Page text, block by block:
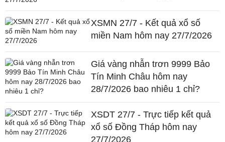
XSMN 27/7 - Kết quả xổ số
miền Nam hôm nay 27/7/2026
Giá vàng nhẫn trơn 9999 Bảo
Tín Minh Châu hôm nay
28/7/2026 bao nhiêu 1 chỉ?
XSDT 27/7 - Trực tiếp kết quả
xổ số Đồng Tháp hôm nay
27/7/2026